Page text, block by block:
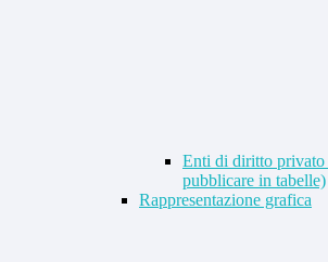
Enti di diritto privato
pubblicare in tabelle)
Rappresentazione grafica